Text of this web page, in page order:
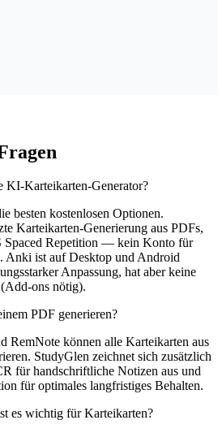
KI-Karteikarten-Generator?
besten kostenlosen Optionen.
Karteikarten-Generierung aus PDFs,
Spaced Repetition — kein Konto für
Anki ist auf Desktop und Android
Anpassung, hat aber keine
ons nötig).
PDF generieren?
RemNote können alle Karteikarten aus
StudyGlen zeichnet sich zusätzlich
für handschriftliche Notizen aus und
für optimales langfristiges Behalten.
es wichtig für Karteikarten?